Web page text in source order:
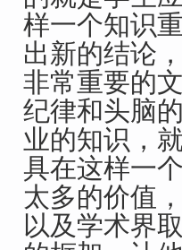
样一个知识
出新的结论
非常重要的
纪律和头脑
业的知识，
具在这样一
太多的价值
以及学术界